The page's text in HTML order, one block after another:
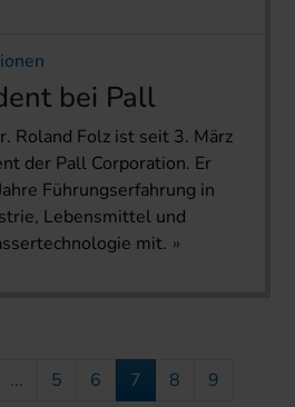
bei Pall
Roland Folz ist seit 3. März
der Pall Corporation. Er
Führungserfahrung in
Lebensmittel und
mit.
... 5 6 7 8 9